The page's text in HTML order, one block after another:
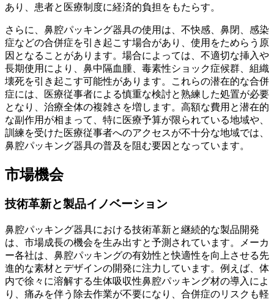
あり、患者と医療制度に経済的負担をもたらす。
さらに、鼻腔パッキング器具の使用は、不快感、鼻閉、感染
症などの合併症を引き起こす場合があり、使用をためらう原
因となることがあります。場合によっては、不適切な挿入や
長期使用により、鼻中隔血腫、毒素性ショック症候群、組織
壊死を引き起こす可能性があります。これらの潜在的な合併
症には、医療従事者による慎重な検討と熟練した処置が必要
となり、治療全体の複雑さを増します。高額な費用と潜在的
な副作用が相まって、特に医療予算が限られている地域や、
訓練を受けた医療従事者へのアクセスが不十分な地域では、
鼻腔パッキング器具の普及を阻む要因となっています。
市場機会
技術革新と製品イノベーション
鼻腔パッキング器具における技術革新と継続的な製品開発
は、市場成長の機会を生み出すと予測されています。メーカ
ー各社は、鼻腔パッキングの有効性と快適性を向上させる先
進的な素材とデザインの開発に注力しています。例えば、体
内で徐々に溶解する生体吸収性鼻腔パッキング材の導入によ
り、痛みを伴う除去作業が不要になり、合併症のリスクも軽